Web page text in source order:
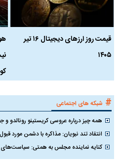
قیمت روز ارز‌های دیجیتال ۱۶ تیر
۱۴۰۵
# شبکه های اجتماعی
همه چیز درباره عروسی کریستینو رونالدو و
انتقاد تند نبویان: مذاکره با دشمن مورد
کنایه نماینده مجلس به همتی: سیاست‌های